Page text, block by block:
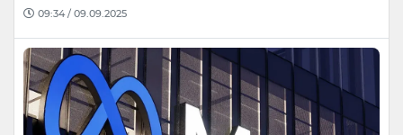
09:34 / 09.09.2025